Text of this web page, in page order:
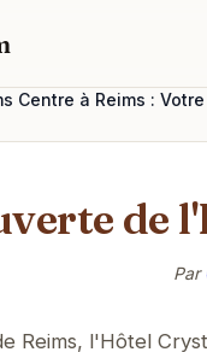
Centre à Reims :
de
Par
Reims, l'Hôtel